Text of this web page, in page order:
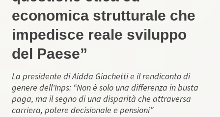
economica strutturale che
impedisce reale sviluppo
del Paese”
La presidente di Aidda Giachetti e il rendiconto di
genere dell'Inps: “Non è solo una differenza in busta
paga, ma il segno di una disparità che attraversa
carriera, potere decisionale e pensioni”